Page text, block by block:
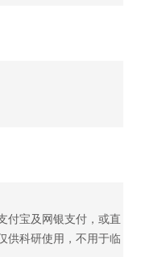
付宝及网银支付，或直
供科研使用，不用于临